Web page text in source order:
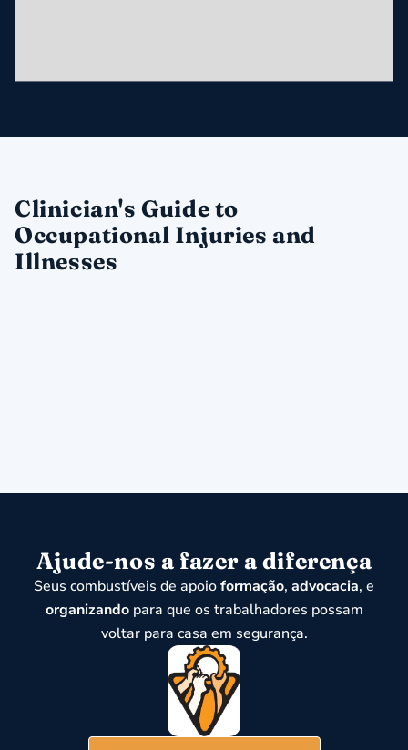
Clinician's Guide to
Occupational Injuries and
Illnesses
Ajude-nos a fazer a diferença
Seus combustíveis de apoioformação, advocacia, e
organizandopara que os trabalhadores possam
voltar para casa em segurança.